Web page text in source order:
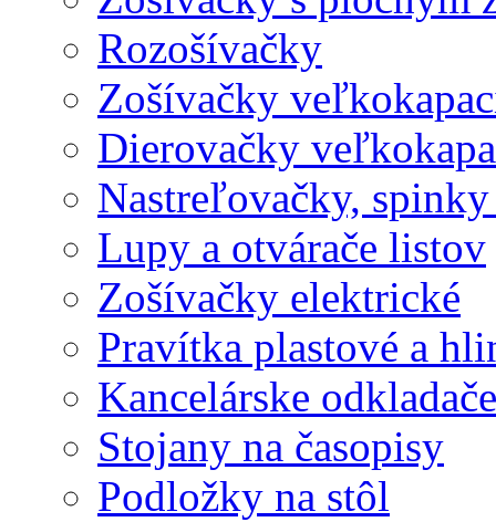
Rozošívačky
Zošívačky
Dierovačky
Nastreľovačky,
Lupy a otvárače listov
Zošívačky elektrické
Pravítka plastové a
Kancelárske odkladače
Stojany na časopisy
Podložky na stôl